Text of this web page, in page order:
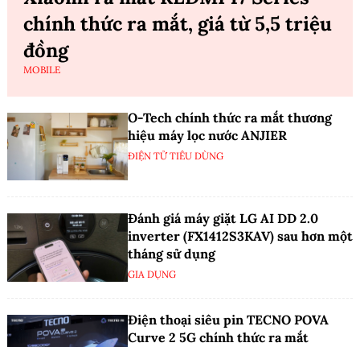
chính thức ra mắt, giá từ 5,5 triệu
đồng
MOBILE
O-Tech chính thức ra mắt thương
hiệu máy lọc nước ANJIER
ĐIỆN TỬ TIÊU DÙNG
Đánh giá máy giặt LG AI DD 2.0
inverter (FX1412S3KAV) sau hơn một
tháng sử dụng
GIA DỤNG
Điện thoại siêu pin TECNO POVA
Curve 2 5G chính thức ra mắt